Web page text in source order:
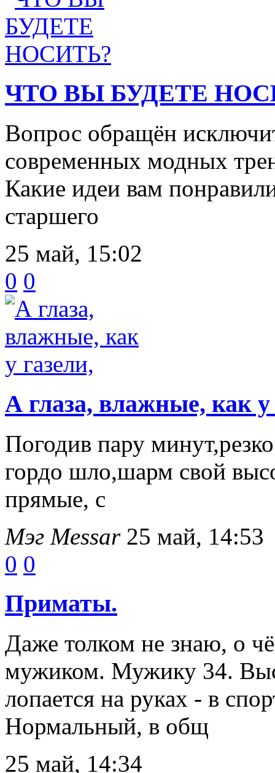
ЧТО ВЫ БУДЕТЕ
Вопрос обращён
современных модных
Какие идеи вам
старшего
25 май, 15:02
0 0
А глаза, влажные, как у
Погодив пару
гордо шло,шарм свой
прямые, с
Мэг Messar 25 май, 14:53
0 0
Приматы.
Даже толком не знаю, о
мужиком. Мужику 34.
лопается на руках - в
Нормальный, в общ
25 май, 14:34